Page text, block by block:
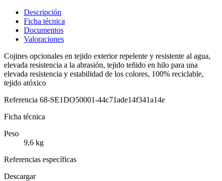
Descripción
Ficha técnica
Documentos
Valoraciones
Cojines opcionales en tejido exterior repelente y resistente al agua,
elevada resistencia a la abrasión, tejido teñido en hilo para una
elevada resistencia y estabilidad de los colores, 100% reciclable,
tejido atóxico
Referencia 68-SE1DO50001-44c71ade14f341a14e
Ficha técnica
Peso
9,6 kg
Referencias específicas
Descargar